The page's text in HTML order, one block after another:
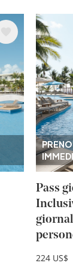
Pass
224 US$